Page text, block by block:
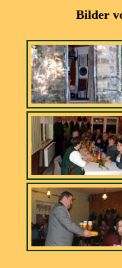
Bilder